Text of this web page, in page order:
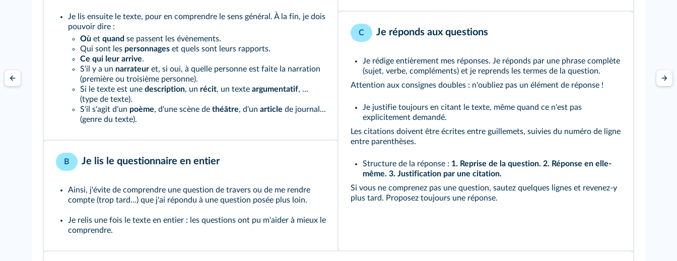
Je lis ensuite le texte, pour en comprendre le sens général. À la fin, je dois
pouvoir dire :
Où et quand se passent les évènements.
Qui sont les personnages et quels sont leurs rapports.
Ce qui leur arrive.
S'il y a un narrateur et, si oui, à quelle personne est faite la narration
(première ou troisième personne).
Si le texte est une description, un récit, un texte argumentatif, ...
(type de texte).
S'il s'agit d'un poème, d'une scène de théâtre, d'un article de journal...
(genre du texte).
B Je lis le questionnaire en entier
Ainsi, j'évite de comprendre une question de travers ou de me rendre
compte (trop tard...) que j'ai répondu à une question posée plus loin.
Je relis une fois le texte en entier : les questions ont pu m'aider à mieux le
comprendre.
C Je réponds aux questions
Je rédige entièrement mes réponses. Je réponds par une phrase complète
(sujet, verbe, compléments) et je reprends les termes de la question.
Attention aux consignes doubles : n'oubliez pas un élément de réponse !
Je justifie toujours en citant le texte, même quand ce n'est pas
explicitement demandé.
Les citations doivent être écrites entre guillemets, suivies du numéro de ligne
entre parenthèses.
Structure de la réponse : 1. Reprise de la question. 2. Réponse en elle-
même. 3. Justification par une citation.
Si vous ne comprenez pas une question, sautez quelques lignes et revenez-y
plus tard. Proposez toujours une réponse.